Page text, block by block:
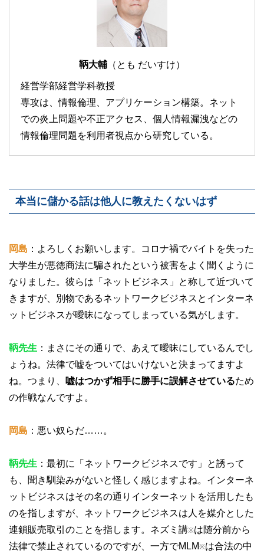
鞆大輔 （とも だいすけ）
経営学部経営学科教授
専攻は、情報倫理、アプリケーション構築。ネット
での炎上問題や不正アクセス、個人情報漏洩などの
情報倫理問題を利用者視点から研究している。
本当に儲かる話は他人に教えたくないはず
岡島 ：よろしくお願いします。コロナ禍でバイトを失った
大学生が悪徳商法に騙されたという被害をよく聞くように
なりました。彼らは「ネットビジネス」と称して近づいて
きますが、別物であるネットワークビジネスとインターネ
ットビジネスが曖昧になってしまっている気がします。
鞆先生 ：まさにその通りで、あえて曖昧にしているんでし
ょうね。法律で嘘をついてはいけないと決まってますよ
ね。つまり、
嘘はつかず相手に勝手に誤解させているため
の作戦なんですよ。
岡島 ：悪い奴らだ……。
鞆先生 ：最初に「ネットワークビジネスです」と誘って
も、聞き馴染みがないと怪しく感じますよね。インターネ
ットビジネスはその名の通りインターネットを活用したも
のを指しますが、ネットワークビジネスは人を媒介とした
連鎖販売取引のことを指します。ネズミ講※は随分前から
法律で禁止されているのですが、一方でMLM※は合法の中